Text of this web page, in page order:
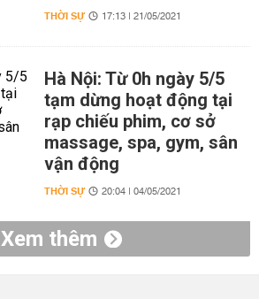
THỜI SỰ 17:13 | 21/05/2021
Hà Nội: Từ 0h ngày 5/5
tạm dừng hoạt động tại
rạp chiếu phim, cơ sở
massage, spa, gym, sân
vận động
THỜI SỰ 20:04 | 04/05/2021
Xem thêm